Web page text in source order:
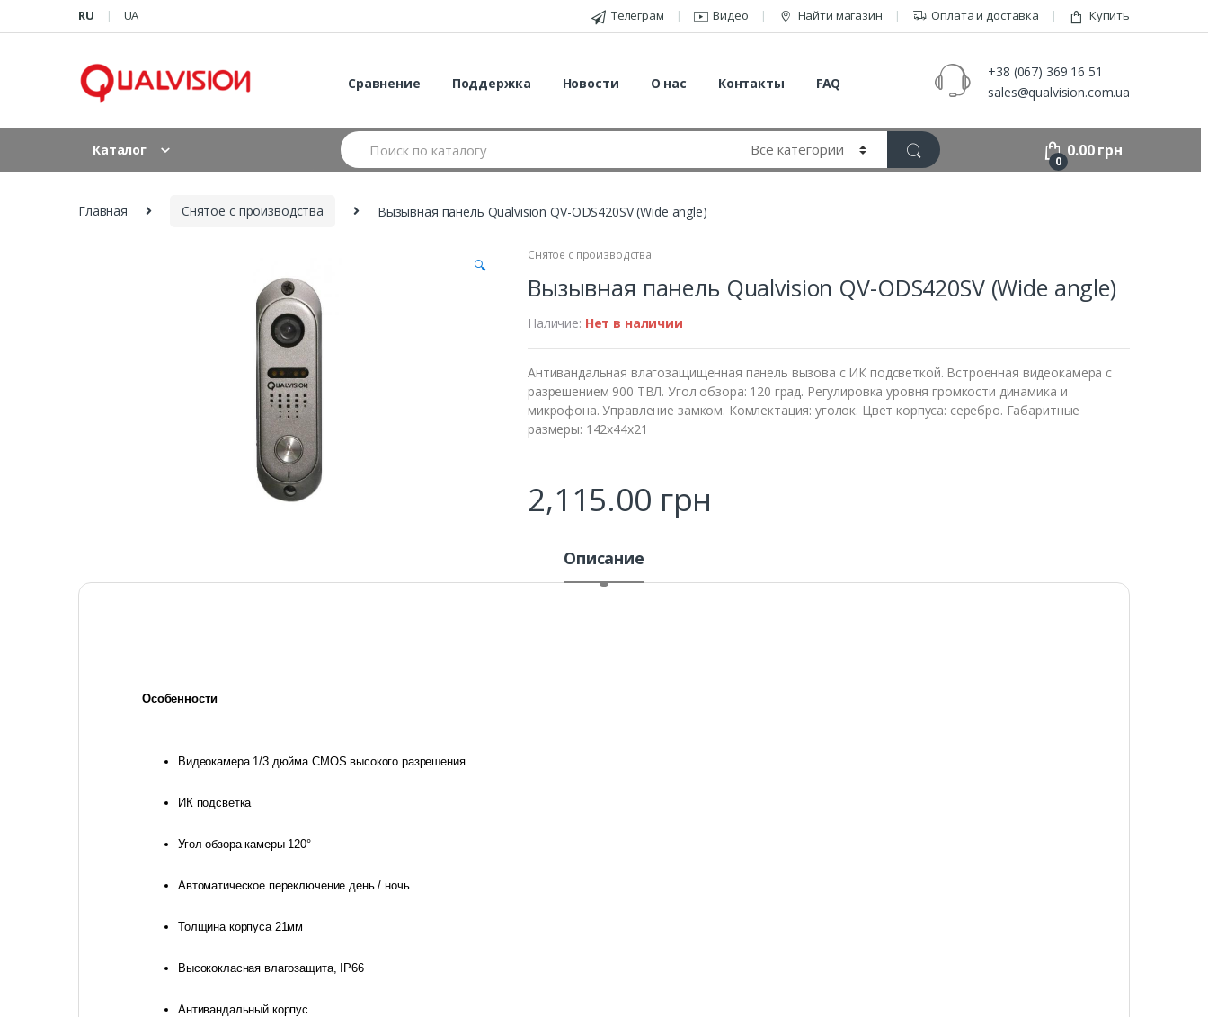
Skip to navigation
Skip to contentRU UA Телеграм Видео Найти магазин Оплата и доставка Купить
Сравнение Поддержка Новости О нас Контакты FAQ
+38 (067) 369 16 51
sales@qualvision.com.ua
Каталог
S
e
a
0
0.00грн
Главная Снятое с производства Вызывная панель Qualvision QV-ODS420SV (Wide angle)
🔍
Снятое с производства
Вызывная панель Qualvision QV-ODS420SV (Wide angle)
Наличие: Нет в наличии
Антивандальная влагозащищенная панель вызова с ИК подсветкой. Встроенная видеокамера с
разрешением 900 ТВЛ. Угол обзора: 120 град. Регулировка уровня громкости динамика и
микрофона. Управление замком. Комлектация: уголок. Цвет корпуса: серебро. Габаритные
размеры: 142х44х21
2,115.00 грн
Описание
Особенности
Видеокамера 1/3 дюйма CMOS высокого разрешения
ИК подсветка
Угол обзора камеры 120°
Автоматическое переключение день / ночь
Толщина корпуса 21мм
Высококласная влагозащита, IP66
Антивандальный корпус